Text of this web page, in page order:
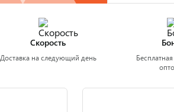
Скорость
Доставка на следующий день